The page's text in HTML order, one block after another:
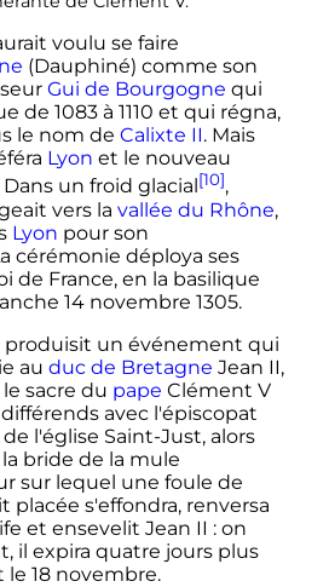
voulu se faire
(Dauphiné) comme son
Gui de Bourgogne qui
de 1083 à 1110 et qui régna,
le nom de Calixte II. Mais
Lyon et le nouveau
un froid glacial [10],
vers la vallée du Rhône,
Lyon pour son
cérémonie déploya ses
de France, en la basilique
14 novembre 1305.
produisit un événement qui
au duc de Bretagne Jean II,
sacre du pape Clément V
avec l'épiscopat
l'église Saint-Just, alors
bride de la mule
sur lequel une foule de
placée s'effondra, renversa
et ensevelit Jean II : on
il expira quatre jours plus
le 18 novembre.